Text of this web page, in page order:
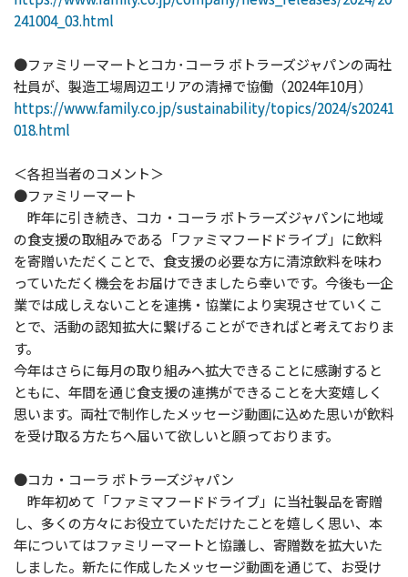
241004_03.html
●ファミリーマートとコカ･コーラ ボトラーズジャパンの両社
社員が、製造工場周辺エリアの清掃で協働（2024年10月）
https://www.family.co.jp/sustainability/topics/2024/s20241
018.html
＜各担当者のコメント＞
●ファミリーマート
昨年に引き続き、コカ・コーラ ボトラーズジャパンに地域
の食支援の取組みである「ファミマフードドライブ」に飲料
を寄贈いただくことで、食支援の必要な方に清涼飲料を味わ
っていただく機会をお届けできましたら幸いです。今後も一企
業では成しえないことを連携・協業により実現させていくこ
とで、活動の認知拡大に繋げることができればと考えておりま
す。
今年はさらに毎月の取り組みへ拡大できることに感謝すると
ともに、年間を通じ食支援の連携ができることを大変嬉しく
思います。両社で制作したメッセージ動画に込めた思いが飲料
を受け取る方たちへ届いて欲しいと願っております。
●コカ・コーラ ボトラーズジャパン
昨年初めて「ファミマフードドライブ」に当社製品を寄贈
し、多くの方々にお役立ていただけたことを嬉しく思い、本
年についてはファミリーマートと協議し、寄贈数を拡大いた
しました。新たに作成したメッセージ動画を通じて、お受け